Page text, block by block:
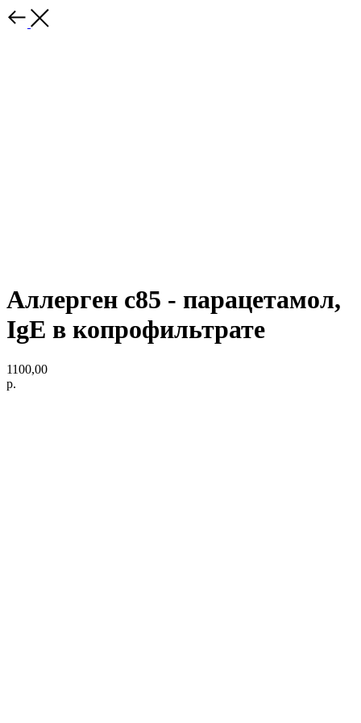
Аллерген с85 - парацетамол,
IgE в копрофильтрате
1100,00
р.